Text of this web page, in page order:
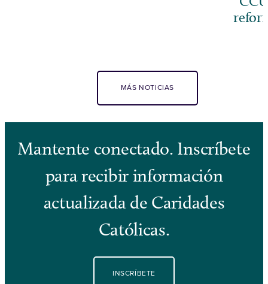
MÁS NOTICIAS
Mantente conectado. Inscríbete
para recibir información
actualizada de Caridades
Católicas.
INSCRÍBETE